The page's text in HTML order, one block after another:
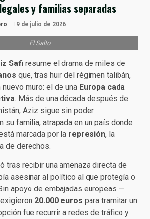
y familias separadas
9 de julio de 2026
El Salto
Safi resume el drama de miles de
que, tras huir del régimen talibán,
muro: el de una Europa cada
. Más de una década después de
Aziz sigue sin poder
su familia, atrapada en un país donde
marcada por la represión, la
de derechos.
tras recibir una amenaza directa de
asesinar al político al que protegía o
apoyo de embajadas europeas —
20.000 euros para tramitar un
fue recurrir a redes de tráfico y